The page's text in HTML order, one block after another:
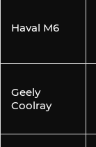
Haval M6
Geely
Coolray